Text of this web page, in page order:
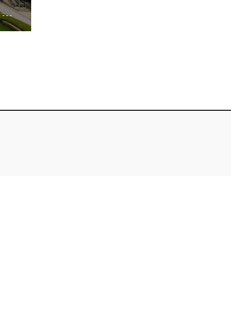
“灼锦溯光 — 探索烧箔新美学” 主题妇女节交流活动圆满落幕